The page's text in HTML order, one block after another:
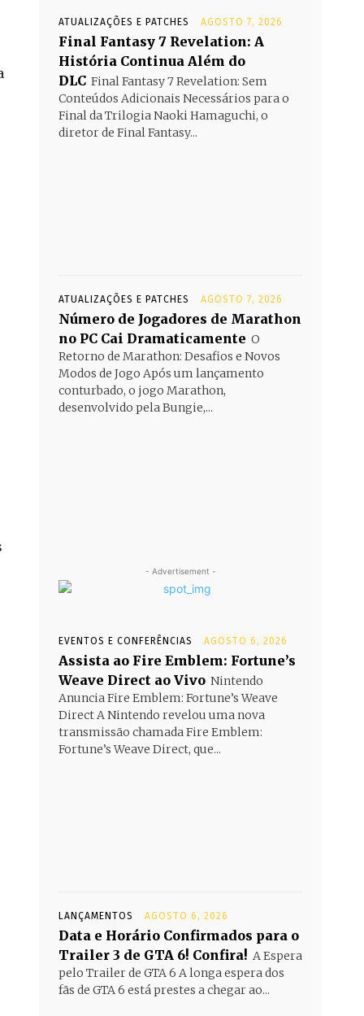
ATUALIZAÇÕES E PATCHES AGOSTO 7, 2026
Final Fantasy 7 Revelation: A
História Continua Além do
DLC Final Fantasy 7 Revelation: Sem
Conteúdos Adicionais Necessários para o
Final da Trilogia Naoki Hamaguchi, o
diretor de Final Fantasy...
ATUALIZAÇÕES E PATCHES AGOSTO 7, 2026
Número de Jogadores de Marathon
no PC Cai Dramaticamente O
Retorno de Marathon: Desafios e Novos
Modos de Jogo Após um lançamento
conturbado, o jogo Marathon,
desenvolvido pela Bungie,...
- Advertisement -
EVENTOS E CONFERÊNCIAS AGOSTO 6, 2026
Assista ao Fire Emblem: Fortune’s
Weave Direct ao Vivo Nintendo
Anuncia Fire Emblem: Fortune’s Weave
Direct A Nintendo revelou uma nova
transmissão chamada Fire Emblem:
Fortune’s Weave Direct, que...
LANÇAMENTOS AGOSTO 6, 2026
Data e Horário Confirmados para o
Trailer 3 de GTA 6! Confira! A Espera
pelo Trailer de GTA 6 A longa espera dos
fãs de GTA 6 está prestes a chegar ao...